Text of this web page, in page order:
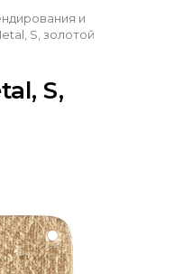
и
S, золотой
S,